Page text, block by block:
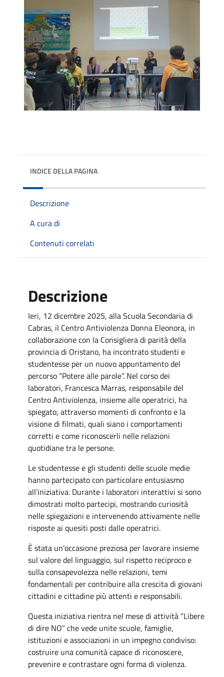
INDICE DELLA PAGINA
Descrizione
A cura di
Contenuti correlati
Descrizione
Ieri, 12 dicembre 2025, alla Scuola Secondaria di
Cabras, il Centro Antiviolenza Donna Eleonora, in
collaborazione con la Consigliera di parità della
provincia di Oristano, ha incontrato studenti e
studentesse per un nuovo appuntamento del
percorso “Potere alle parole”. Nel corso dei
laboratori, Francesca Marras, responsabile del
Centro Antiviolenza, insieme alle operatrici, ha
spiegato, attraverso momenti di confronto e la
visione di filmati, quali siano i comportamenti
corretti e come riconoscerli nelle relazioni
quotidiane tra le persone.
Le studentesse e gli studenti delle scuole medie
hanno partecipato con particolare entusiasmo
all’iniziativa. Durante i laboratori interattivi si sono
dimostrati molto partecipi, mostrando curiosità
nelle spiegazioni e intervenendo attivamente nelle
risposte ai quesiti posti dalle operatrici.
È stata un’occasione preziosa per lavorare insieme
sul valore del linguaggio, sul rispetto reciproco e
sulla consapevolezza nelle relazioni, temi
fondamentali per contribuire alla crescita di giovani
cittadini e cittadine più attenti e responsabili.
Questa iniziativa rientra nel mese di attività “Libere
di dire NO” che vede unite scuole, famiglie,
istituzioni e associazioni in un impegno condiviso:
costruire una comunità capace di riconoscere,
prevenire e contrastare ogni forma di violenza.